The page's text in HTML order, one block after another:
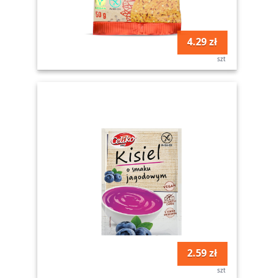
4.29 zł
szt
2.59 zł
szt